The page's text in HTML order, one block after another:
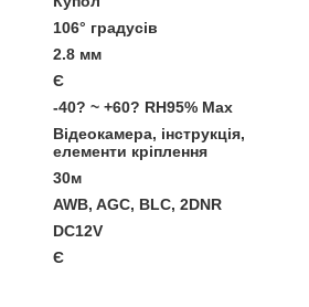
106° градусів
2.8 мм
Є
-40? ~ +60? RH95% Max
Відеокамера, інструкція,
елементи кріплення
30м
AWB, AGC, BLC, 2DNR
DC12V
Є